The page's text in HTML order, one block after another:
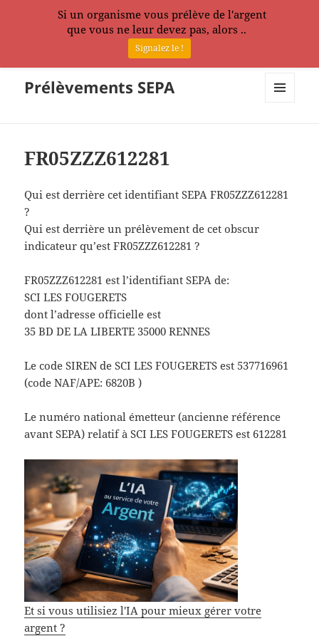
Prélèvements SEPA
FR05ZZZ612281
Qui est derrière cet identifiant SEPA FR05ZZZ612281
?
Qui est derrière un prélèvement de cet obscur
indicateur qu’est FR05ZZZ612281 ?
FR05ZZZ612281 est l’identifiant SEPA de:
SCI LES FOUGERETS
dont l’adresse officielle est
35 BD DE LA LIBERTE 35000 RENNES
Le code SIREN de SCI LES FOUGERETS est 537716961
(code NAF/APE: 6820B )
Le numéro national émetteur (ancienne référence
avant SEPA) relatif à SCI LES FOUGERETS est 612281
Et si vous utilisiez l'IA pour mieux gérer votre
argent ?
Si un organisme vous prélève de l'argent
que vous ne leur devez pas, alors ..
Signalez le !